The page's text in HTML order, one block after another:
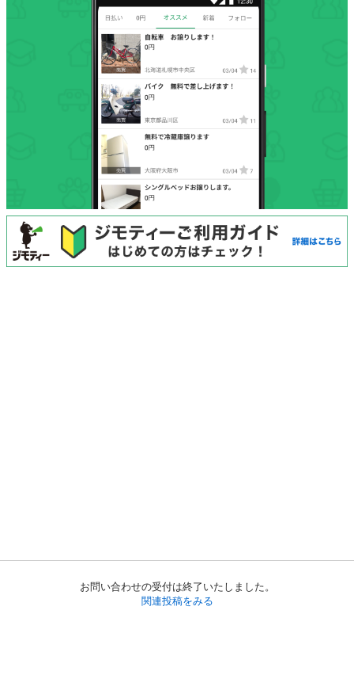
お問い合わせの受付は終了いたしました。
関連投稿をみる